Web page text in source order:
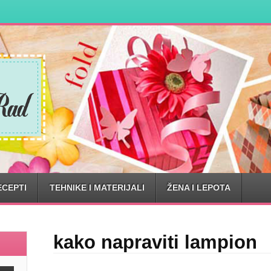
TEHNIKE I MATERIJALI ŽENA I LEPOTA
kako napraviti lampion